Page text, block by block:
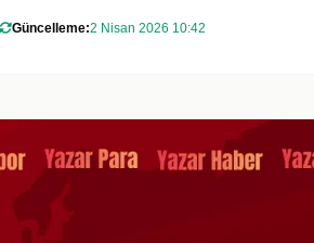
Güncelleme:2 Nisan 2026 10:42